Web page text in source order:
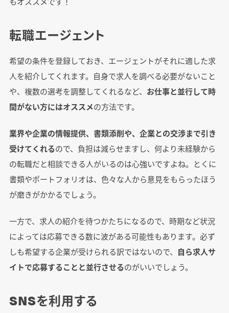
転職エージェント
希望の条件を登録しておき、エージェントがそれに適した求
人を紹介してくれます。自身で求人を調べる必要がないこと
や、複数の選考を調整してくれるなど、 お仕事と並行して時
間がない方にはオススメの方法です。
業界や企業の情報提供、書類添削や、企業との交渉まで引き
受けてくれるので、負担は減らせますし、何より未経験から
の転職だと相談できる人がいるのは心強いですよね。とくに
書類やポートフォリオは、色々な人から意見をもらったほう
が磨きがかかるでしょう。
一方で、求人の紹介を待つかたちになるので、時期など状況
によっては応募できる数に波がある可能性もあります。必ず
しも希望する企業が受けられる訳ではないので、 自ら求人サ
イトで応募することと並行させるのがいいでしょう。
SNSを利用する